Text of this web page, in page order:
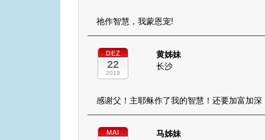
祂作智慧，我蒙恩宠!
DEZ
22
2019
黄姊妹
长沙
感谢父！主耶稣作了我的智慧！还要加富加深
MAI
马姊妹